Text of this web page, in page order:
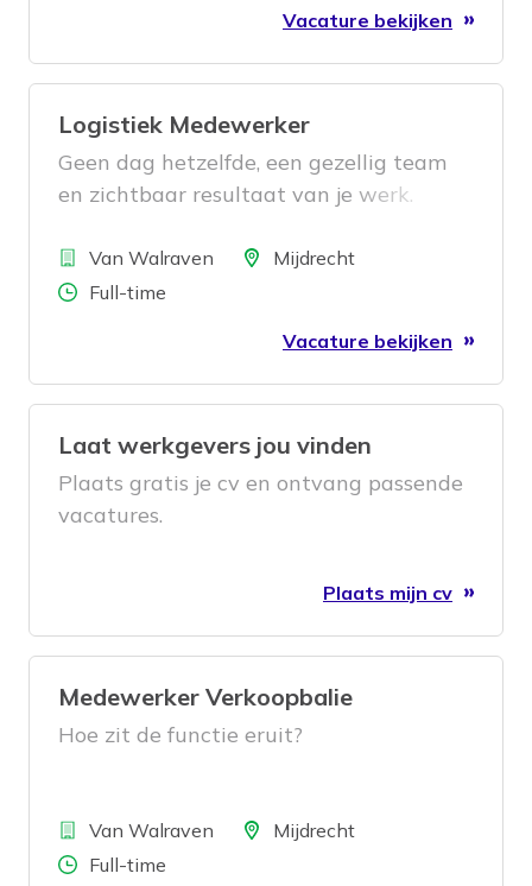
verbeterinitiatieven succesvol worden
doorgevoerd. Daarbij werk je nauw
binnen de organisatie en draag je actief
bij aan een toekomstbestendige
logistieke operatie.
Vacature bekijken
Logistiek Medewerker
Geen dag hetzelfde, een gezellig team
en zichtbaar resultaat van je werk.
voor jou.
BedrijfVan Walraven LocatieMijdrecht
Aantal uren
Full-time
Vacature bekijken
Laat werkgevers jou vinden
Plaats gratis je cv en ontvang passende
vacatures.
Plaats mijn cv
Medewerker Verkoopbalie
Hoe zit de functie eruit?
BedrijfVan Walraven LocatieMijdrecht
Aantal uren
Full-time